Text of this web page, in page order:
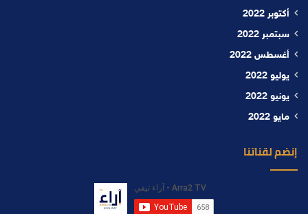
أكتوبر 2022
سبتمبر 2022
أغسطس 2022
يوليو 2022
يونيو 2022
مايو 2022
إنضم لقناتنا